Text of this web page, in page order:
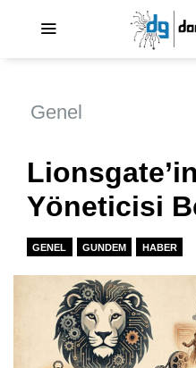
Genel
Yöneticisi
GENEL GUNDEM HABER